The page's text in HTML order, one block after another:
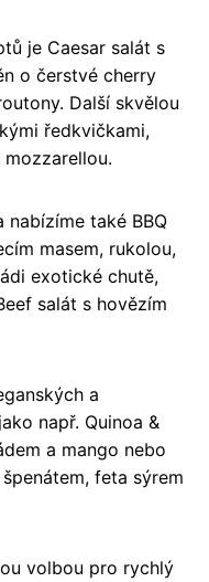
je Caesar salát s
o čerstvé cherry
Další skvělou
ředkvičkami,
nabízíme také BBQ
masem, rukolou,
exotické chutě,
salát s hovězím
a
např. Quinoa &
a mango nebo
feta sýrem
volbou pro rychlý